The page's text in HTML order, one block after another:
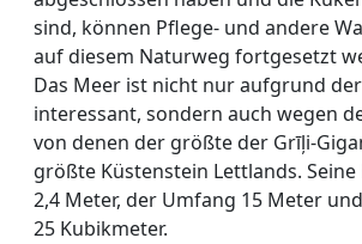
sind, können Pflege- und andere
auf diesem Naturweg fortgesetzt
Das Meer ist nicht nur aufgrund
interessant, sondern auch wegen
von denen der größte der Grīļi-
größte Küstenstein Lettlands.
2,4 Meter, der Umfang 15 Meter
25 Kubikmeter.